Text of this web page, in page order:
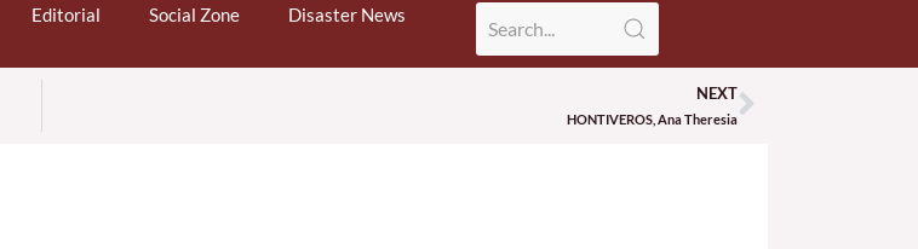
Editorial Social Zone Disaster News
NEXT
HONTIVEROS, Ana TheresiaNext